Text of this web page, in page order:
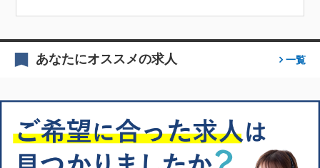
あなたにオススメの求人 一覧